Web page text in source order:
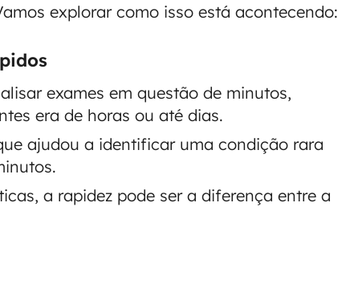
explorar como isso está acontecendo:
exames em questão de minutos,
era de horas ou até dias.
ajudou a identificar uma condição rara
a rapidez pode ser a diferença entre a